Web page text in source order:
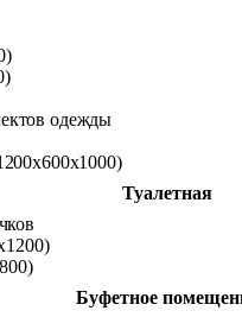
одежды
Туалетная
Буфетное